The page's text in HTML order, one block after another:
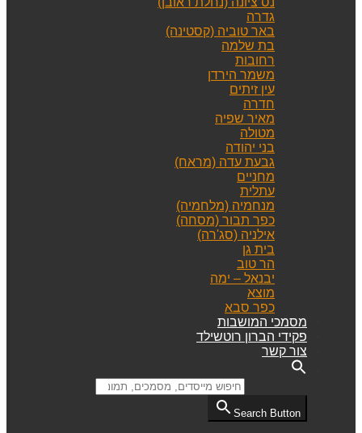
גדרה
באר טוביה (קסטינה)
בת שלמה
רחובות
משמר הירדן
עין זיתים
חדרה
מאיר שפיה
מטולה
בני יהודה
גבעת עדה (מראח)
מחניים
עתלית
מנחמיה (מלחמיה)
כפר תבור (מסחה)
אילניה (סג'רה)
בית גן
הר טוב
יבנאל – ימה
מוצא
כפר סבא
מסמכי המושבות
פקידי הברון רוטשילד
צור קשר
Search Button